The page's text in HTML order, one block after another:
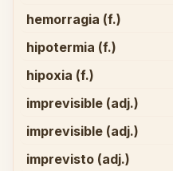
hemorragia (f.)
hipotermia (f.)
hipoxia (f.)
imprevisible (adj.)
imprevisible (adj.)
imprevisto (adj.)